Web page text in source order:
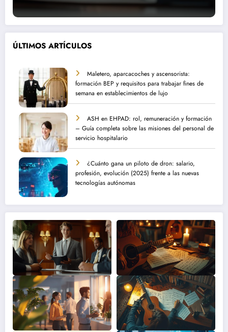
ÚLTIMOS ARTÍCULOS
Maletero, aparcacoches y ascensorista:
formación BEP y requisitos para trabajar fines de
semana en establecimientos de lujo
ASH en EHPAD: rol, remuneración y formación
– Guía completa sobre las misiones del personal de
servicio hospitalario
¿Cuánto gana un piloto de dron: salario,
profesión, evolución (2025) frente a las nuevas
tecnologías autónomas